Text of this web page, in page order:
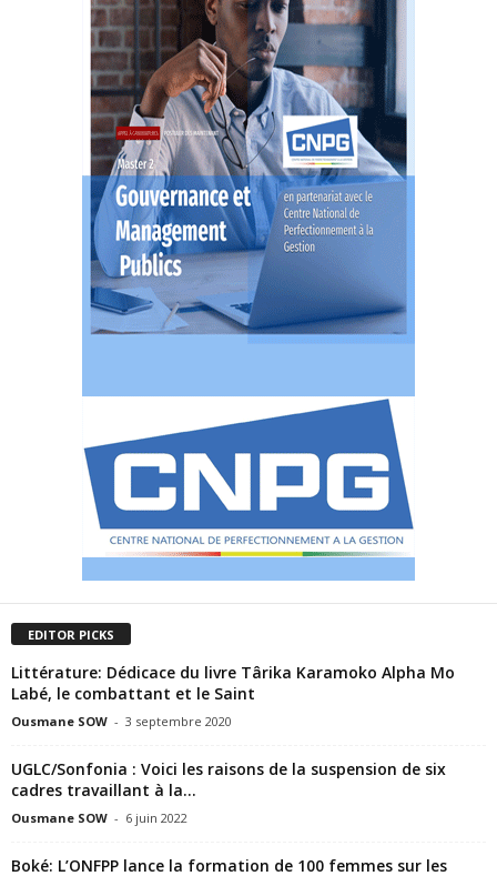
EDITOR PICKS
Littérature: Dédicace du livre Târika Karamoko Alpha Mo
Labé, le combattant et le Saint
Ousmane SOW - 3 septembre 2020
UGLC/Sonfonia : Voici les raisons de la suspension de six
cadres travaillant à la...
Ousmane SOW - 6 juin 2022
Boké: L’ONFPP lance la formation de 100 femmes sur les